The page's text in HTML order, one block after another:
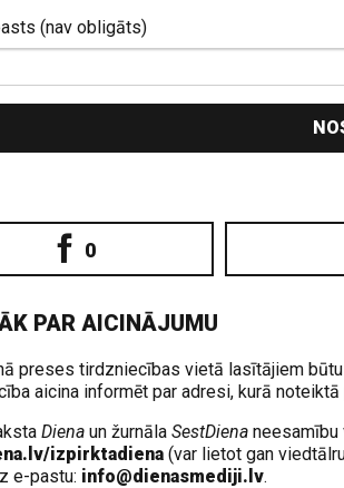
(nav obligāts)
0
PAR AICINĀJUMU
preses tirdzniecības vietā lasītājiem
aicina informēt par adresi, kurā
Diena un žurnāla SestDiena neesamību
izpirktadiena (var lietot gan
e-pastu: info@dienasmediji.lv.